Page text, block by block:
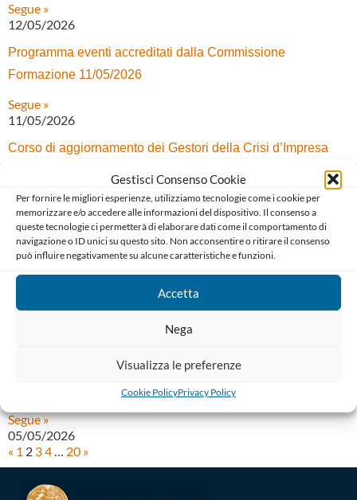
Gestisci Consenso Cookie
Per fornire le migliori esperienze, utilizziamo tecnologie come i cookie per
memorizzare e/o accedere alle informazioni del dispositivo. Il consenso a
queste tecnologie ci permetterà di elaborare dati come il comportamento di
navigazione o ID unici su questo sito. Non acconsentire o ritirare il consenso
può influire negativamente su alcune caratteristiche e funzioni.
Accetta
Nega
Visualizza le preferenze
Cookie PolicyPrivacy Policy
Segue »
12/05/2026
Programma eventi accreditati dalla Commissione
Formazione 11/05/2026
Segue »
11/05/2026
Corso di aggiornamento dei Gestori della Crisi d’Impresa
07/05/2026
Master sul condominio
Segue »
SSA Corso di abilitazione e aggiornamento Curatore
Corso aggiornamento Gestori Crisi da Sovraindebitamento
Segue »
05/05/2026
« 1 2 34… 20 »